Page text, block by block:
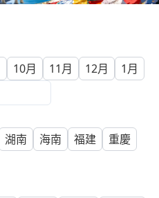
10月 11月 12月 1月
湖南 海南 福建
重慶